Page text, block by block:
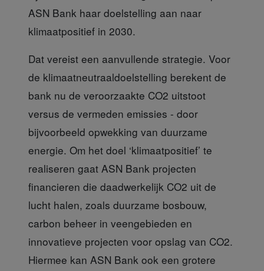
ASN Bank haar doelstelling aan naar
klimaatpositief in 2030.
Dat vereist een aanvullende strategie. Voor
de klimaatneutraaldoelstelling berekent de
bank nu de veroorzaakte CO2 uitstoot
versus de vermeden emissies - door
bijvoorbeeld opwekking van duurzame
energie. Om het doel ‘klimaatpositief’ te
realiseren gaat ASN Bank projecten
financieren die daadwerkelijk CO2 uit de
lucht halen, zoals duurzame bosbouw,
carbon beheer in veengebieden en
innovatieve projecten voor opslag van CO2.
Hiermee kan ASN Bank ook een grotere